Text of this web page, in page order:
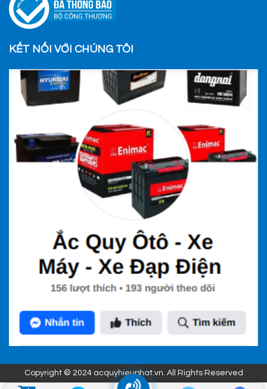
KẾT NỐI VỚI CHÚNG TÔI
Copyright © 2024 acquyhieuphat.vn. All Rights Reserved